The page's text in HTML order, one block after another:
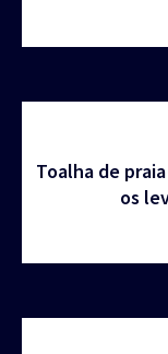
Toalha de
os